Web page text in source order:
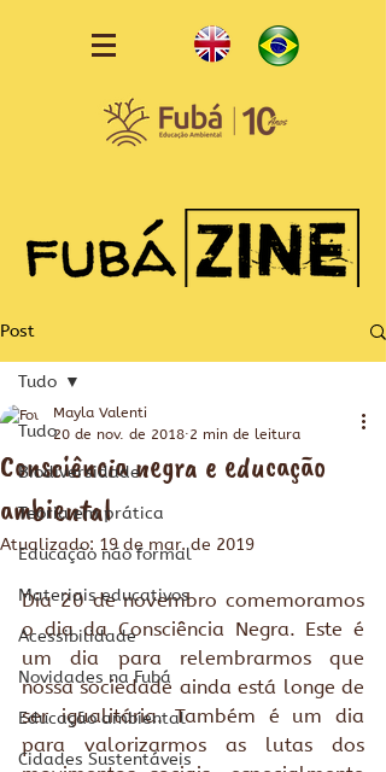
Post
Tudo
Biodiversidade
Teoria em prática
Educação não formal
Materiais educativos
Acessibilidade
Novidades na Fubá
Educação ambiental
Cidades Sustentáveis
Tudo
Consciência negra e educação
ambiental
Mayla Valenti
20 de nov. de 2018 2 min de leitura
Atualizado: 19 de mar. de 2019
Dia 20 de novembro comemoramos
o dia da Consciência Negra. Este é
um dia para relembrarmos que
nossa sociedade ainda está longe de
ser igualitária. Também é um dia
para valorizarmos as lutas dos